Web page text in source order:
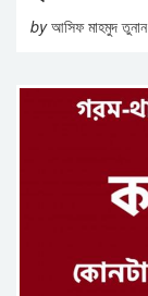
byআসিফ মাহমুদ তুনান